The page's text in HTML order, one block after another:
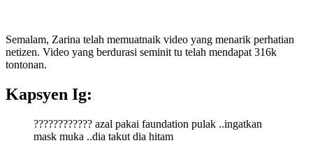
Semalam, Zarina telah memuatnaik video yang menarik perhatian
netizen. Video yang berdurasi seminit tu telah mendapat 316k
tontonan.
Kapsyen Ig:
???????????? azal pakai faundation pulak ..ingatkan
mask muka ..dia takut dia hitam